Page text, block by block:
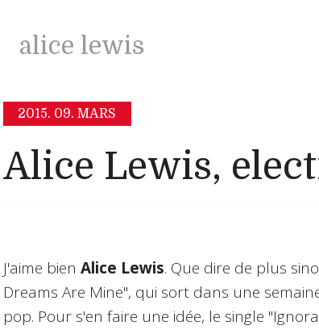
alice lewis
2015. 09. MARS
Alice Lewis,
J'aime bien Alice Lewis. Que dire de plus
Dreams Are Mine", qui sort dans une
pop. Pour s'en faire une idée, le single